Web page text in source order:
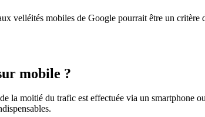
velléités mobiles de Google pourrait être un critère
mobile ?
la moitié du trafic est effectuée via un smartphone